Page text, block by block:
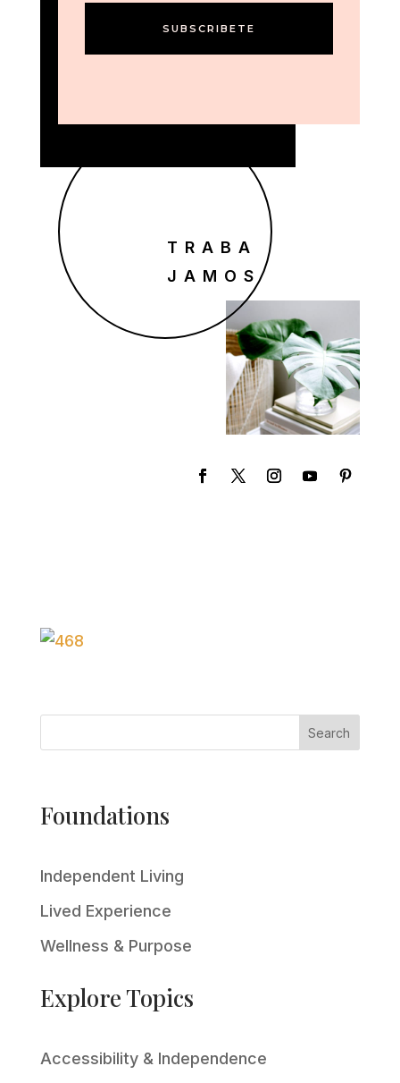
SUBSCRIBETE
TRABA
JAMOS
Search
Foundations
Independent Living
Lived Experience
Wellness & Purpose
Explore Topics
Accessibility & Independence